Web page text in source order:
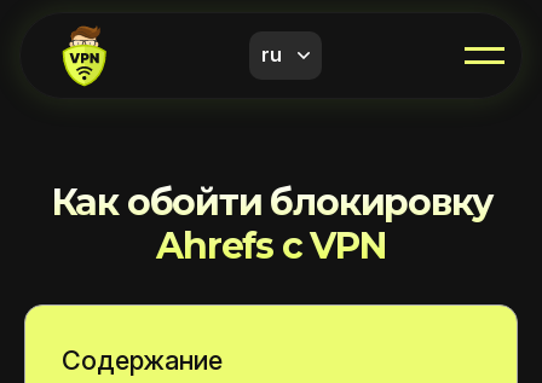
ru
Как обойти блокировку
Ahrefs с VPN
Содержание